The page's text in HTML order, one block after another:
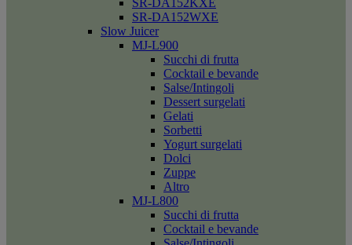
SR-DA152KXE
SR-DA152WXE
Slow Juicer
MJ-L900
Succhi di frutta
Cocktail e bevande
Salse/Intingoli
Dessert surgelati
Gelati
Sorbetti
Yogurt surgelati
Dolci
Zuppe
Altro
MJ-L800
Succhi di frutta
Cocktail e bevande